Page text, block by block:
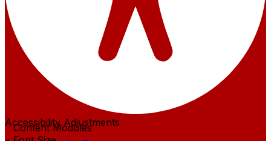
Accessibility Adjustments
Content Modules